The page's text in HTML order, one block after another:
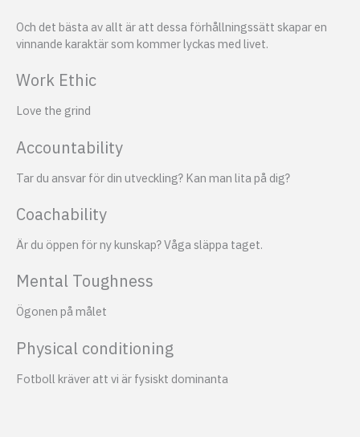
Och det bästa av allt är att dessa förhållningssätt skapar en
vinnande karaktär som kommer lyckas med livet.
Work Ethic
Love the grind
Accountability
Tar du ansvar för din utveckling? Kan man lita på dig?
Coachability
Är du öppen för ny kunskap? Våga släppa taget.
Mental Toughness
Ögonen på målet
Physical conditioning
Fotboll kräver att vi är fysiskt dominanta